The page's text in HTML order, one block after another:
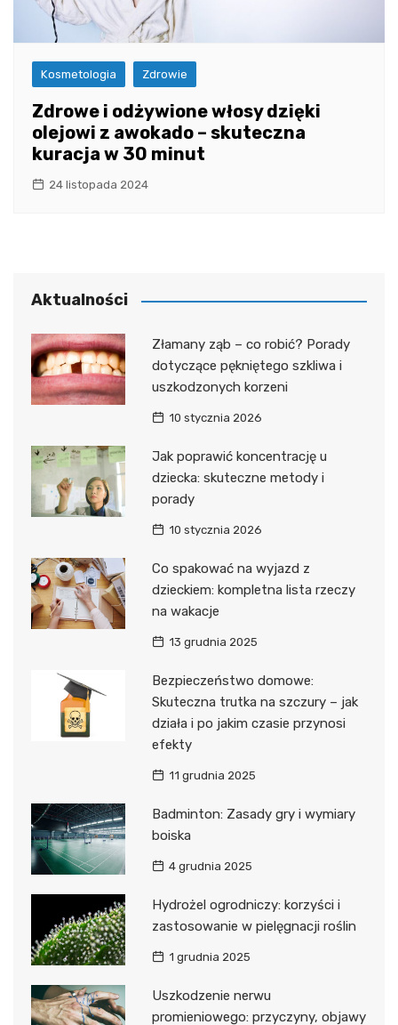
Kosmetologia Zdrowie
Zdrowe i odżywione włosy dzięki
olejowi z awokado – skuteczna
kuracja w 30 minut
24 listopada 2024
Aktualności
Złamany ząb – co robić? Porady
dotyczące pękniętego szkliwa i
uszkodzonych korzeni
10 stycznia 2026
Jak poprawić koncentrację u
dziecka: skuteczne metody i
porady
10 stycznia 2026
Co spakować na wyjazd z
dzieckiem: kompletna lista rzeczy
na wakacje
13 grudnia 2025
Bezpieczeństwo domowe:
Skuteczna trutka na szczury – jak
działa i po jakim czasie przynosi
efekty
11 grudnia 2025
Badminton: Zasady gry i wymiary
boiska
4 grudnia 2025
Hydrożel ogrodniczy: korzyści i
zastosowanie w pielęgnacji roślin
1 grudnia 2025
Uszkodzenie nerwu
promieniowego: przyczyny, objawy